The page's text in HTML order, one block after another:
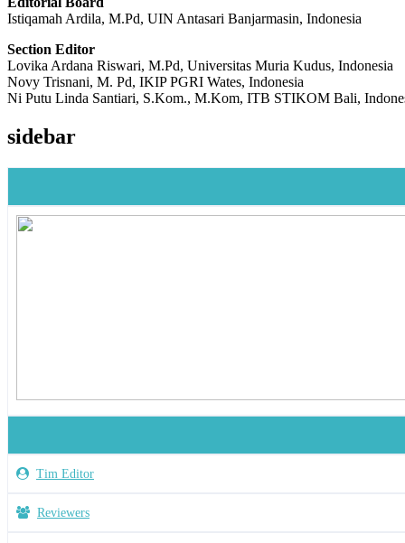
Istiqamah Ardila, M.Pd, UIN Antasari Banjarmasin, Indonesia
Section Editor
Lovika Ardana Riswari, M.Pd, Universitas Muria Kudus, Indonesia
Novy Trisnani, M. Pd, IKIP PGRI Wates, Indonesia
Ni Putu Linda Santiari, S.Kom., M.Kom, ITB STIKOM Bali,
sidebar
Tim Editor
Reviewers